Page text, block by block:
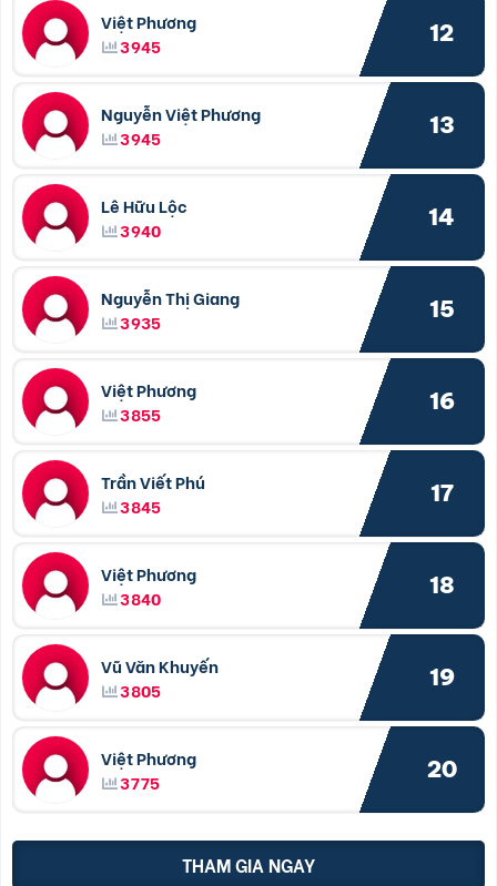
Việt Phương
3945
12
Nguyễn Việt Phương
3945
13
Lê Hữu Lộc
3940
14
Nguyễn Thị Giang
3935
15
Việt Phương
3855
16
Trần Viết Phú
3845
17
Việt Phương
3840
18
Vũ Văn Khuyến
3805
19
Việt Phương
3775
20
THAM GIA NGAY